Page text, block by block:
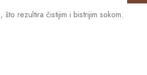
rezultira čistijim i bistrijim sokom.